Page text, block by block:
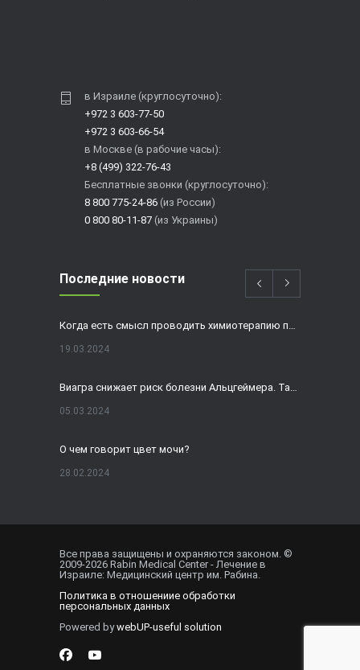
в Израиле (круглосуточно):
+972 3 603-77-50
+972 3 603-66-54
в Москве (в рабочие часы):
+8 (499) 322-76-43
Бесплатные звонки (круглосуточно):
8 800 775-24-86 (из России)
0 800 80-11-87 (из Украины)
Последние новости
19.03.2024
05.03.2024
О чем говорит цвет мочи?
28.02.2024
01.02.2024
Все права защищены и охраняются законом. ©
2009-2026 Rabin Medical Center - Лечение в
Израиле: Медицинский центр им. Рабина.
Политика в отношениие обработки
персональных данных
Powered bywebUP-useful solution